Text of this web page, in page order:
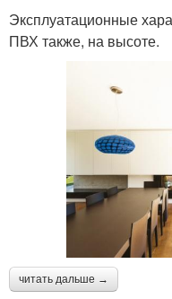
Эксплуатационные
ПВХ также, на высоте.
читать дальше →